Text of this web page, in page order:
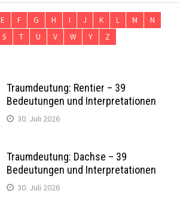
E F G H I J K L M
N
S T U V W Y Z
Traumdeutung: Rentier – 39
Bedeutungen und Interpretationen
30. Juli 2026
Traumdeutung: Dachse – 39
Bedeutungen und Interpretationen
30. Juli 2026